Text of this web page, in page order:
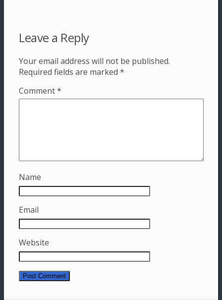
Leave a Reply
Your email address will not be published.
Required fields are marked *
Comment*
Name
Email
Website